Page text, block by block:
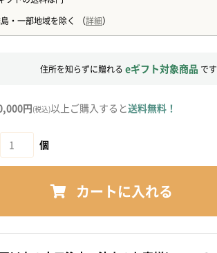
住所を知らずに贈れる eギフト対象商品 です
円(税込)以上ご購入すると送料無料！
個
カートに入れる